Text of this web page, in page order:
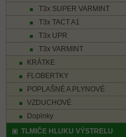
T3x SUPER VARMINT
T3x TACT A1
T3x UPR
T3x VARMINT
KRÁTKE
FLOBERTKY
POPLAŠNÉ A PLYNOVÉ
VZDUCHOVÉ
Doplnky
TLMIČE HLUKU VÝSTRELU